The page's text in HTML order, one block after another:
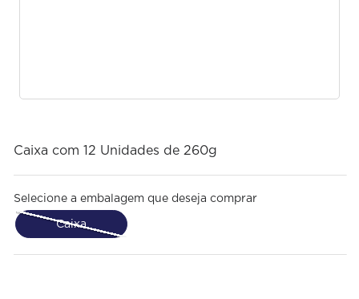
Caixa com 12 Unidades de 260g
Selecione a embalagem que deseja comprar
Caixa